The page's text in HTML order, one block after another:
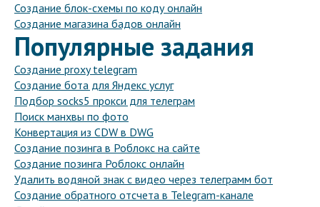
Создание блок-схемы по коду онлайн
Создание магазина бадов онлайн
Популярные задания
Создание proxy telegram
Создание бота для Яндекс услуг
Подбор socks5 прокси для телеграм
Поиск манхвы по фото
Конвертация из CDW в DWG
Создание позинга в Роблокс на сайте
Создание позинга Роблокс онлайн
Удалить водяной знак с видео через телеграмм бот
Создание обратного отсчета в Telegram-канале